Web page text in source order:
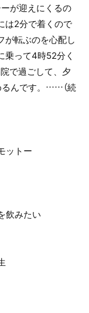
が迎えにくるの
は2分で着くので
が転ぶのを心配し
乗って4時52分く
で過ごして、夕
るんです。……（続
ットー
飲みたい